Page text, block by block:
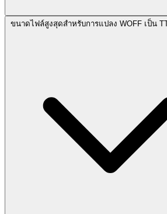
ขนาดไฟล์สูงสุดสำหรับการแปลง WOFF เป็น